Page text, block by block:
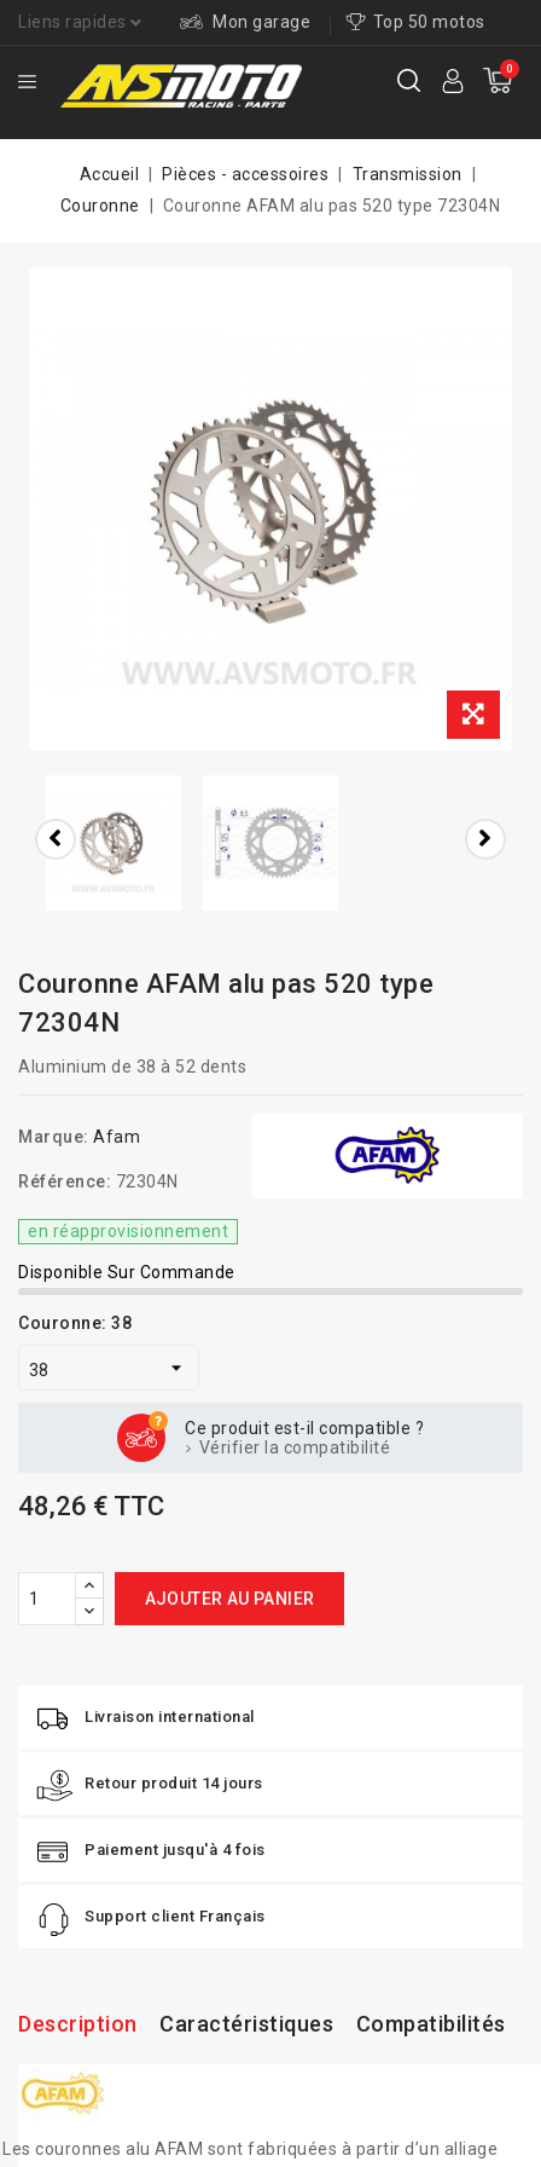
Liens rapides Mon garage Top 50 motos
0
Accueil Pièces - accessoires
Transmission
Couronne
Couronne AFAM alu pas 520 type 72304N
Couronne AFAM alu pas 520 type
72304N
Aluminium de 38 à 52 dents
Marque: Afam
Référence: 72304N
en réapprovisionnement
Disponible Sur Commande
Couronne: 38
Ce produit est-il compatible ?
Vérifier la compatibilité
48,26 € TTC
AJOUTER AU PANIER
Livraison international
Retour produit 14 jours
Paiement jusqu'à 4 fois
Support client Français
Description Caractéristiques Compatibilités
Les couronnes alu AFAM sont fabriquées à partir d’un alliage